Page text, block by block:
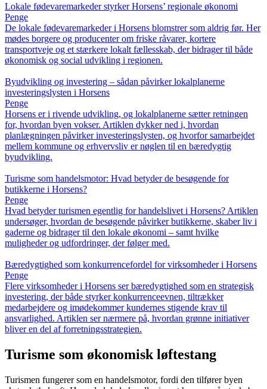
Lokale fødevaremarkeder styrker Horsens’ regionale økonomi
Penge
De lokale fødevaremarkeder i Horsens blomstrer som aldrig før. Her
mødes borgere og producenter om friske råvarer, kortere
transportveje og et stærkere lokalt fællesskab, der bidrager til både
økonomisk og social udvikling i regionen.
Byudvikling og investering – sådan påvirker lokalplanerne
investeringslysten i Horsens
Penge
Horsens er i rivende udvikling, og lokalplanerne sætter retningen
for, hvordan byen vokser. Artiklen dykker ned i, hvordan
planlægningen påvirker investeringslysten, og hvorfor samarbejdet
mellem kommune og erhvervsliv er nøglen til en bæredygtig
byudvikling.
Turisme som handelsmotor: Hvad betyder de besøgende for
butikkerne i Horsens?
Penge
Hvad betyder turismen egentlig for handelslivet i Horsens? Artiklen
undersøger, hvordan de besøgende påvirker butikkerne, skaber liv i
gaderne og bidrager til den lokale økonomi – samt hvilke
muligheder og udfordringer, der følger med.
Bæredygtighed som konkurrencefordel for virksomheder i Horsens
Penge
Flere virksomheder i Horsens ser bæredygtighed som en strategisk
investering, der både styrker konkurrenceevnen, tiltrækker
medarbejdere og imødekommer kundernes stigende krav til
ansvarlighed. Artiklen ser nærmere på, hvordan grønne initiativer
bliver en del af forretningsstrategien.
Turisme som økonomisk løftestang
Turismen fungerer som en handelsmotor, fordi den tilfører byen